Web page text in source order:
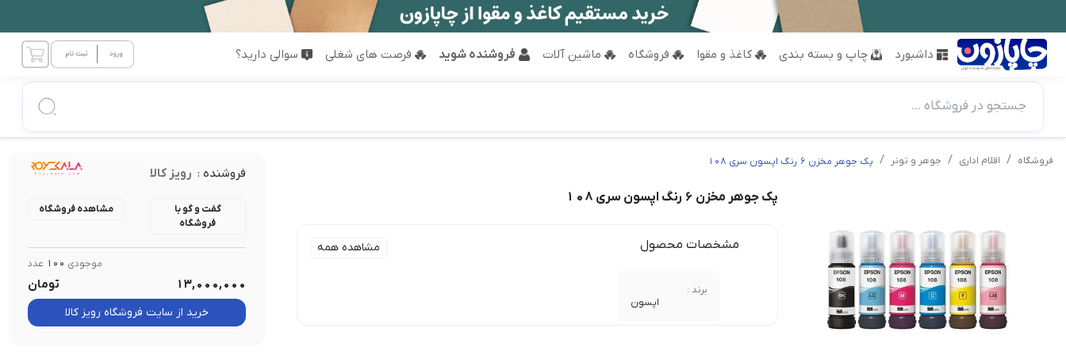
داشبورد چاپ و بسته بندی کاغذ و مقوا فروشگاه ماشین آلات فروشنده شوید فرصت های شغلی سوالی دارید؟
جستجو در فروشگاه ...
فروشگاه اقلام اداری جوهر و تونر پک جوهر مخزن 6 رنگ اپسون سری 108
پک جوهر مخزن 6 رنگ اپسون سری 108
مشخصات محصول مشاهده همه
برند :
اپسون
فروشنده : رویز کالا
گفت و گو با
فروشگاه
مشاهده فروشگاه
موجودی 100 عدد
13,000,000 تومان
خرید از سایت فروشگاه رویز کالا